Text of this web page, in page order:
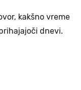
kakšno vreme
dnevi.